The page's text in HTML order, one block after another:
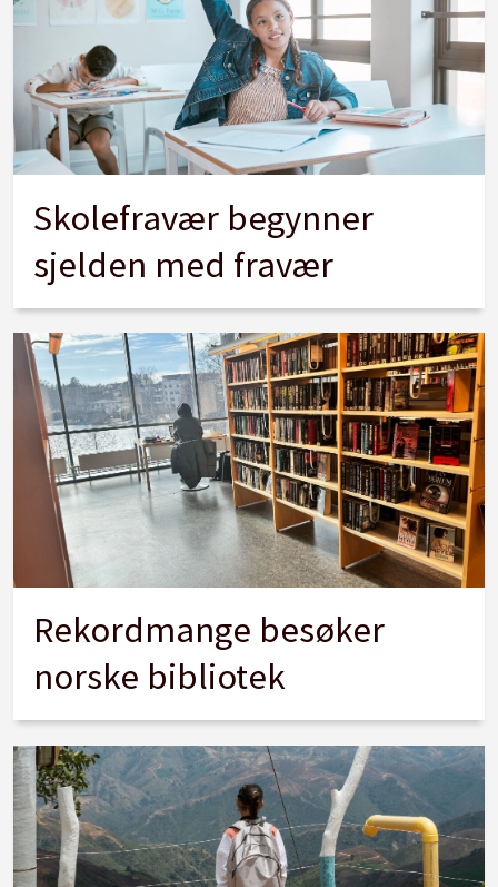
Skolefravær begynner
sjelden med fravær
Rekordmange besøker
norske bibliotek